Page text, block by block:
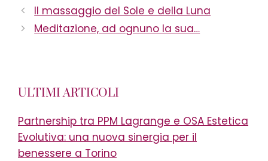
Il massaggio del Sole e della Luna
Meditazione, ad ognuno la sua…
ULTIMI ARTICOLI
Partnership tra PPM Lagrange e OSA Estetica
Evolutiva: una nuova sinergia per il
benessere a Torino